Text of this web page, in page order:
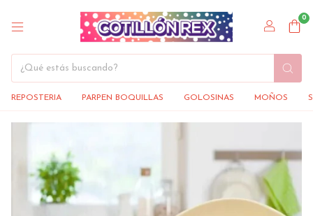
0
REPOSTERIA PARPEN BOQUILLAS GOLOSINAS MOÑOS